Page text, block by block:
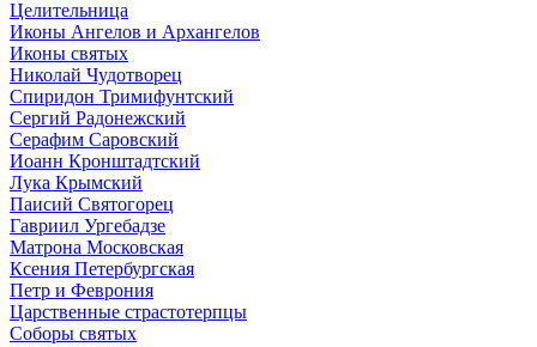
Целительница
Иконы Ангелов и Архангелов
Иконы святых
Николай Чудотворец
Спиридон Тримифунтский
Сергий Радонежский
Серафим Саровский
Иоанн Кронштадтский
Лука Крымский
Паисий Святогорец
Гавриил Ургебадзе
Матрона Московская
Ксения Петербургская
Петр и Феврония
Царственные страстотерпцы
Соборы святых